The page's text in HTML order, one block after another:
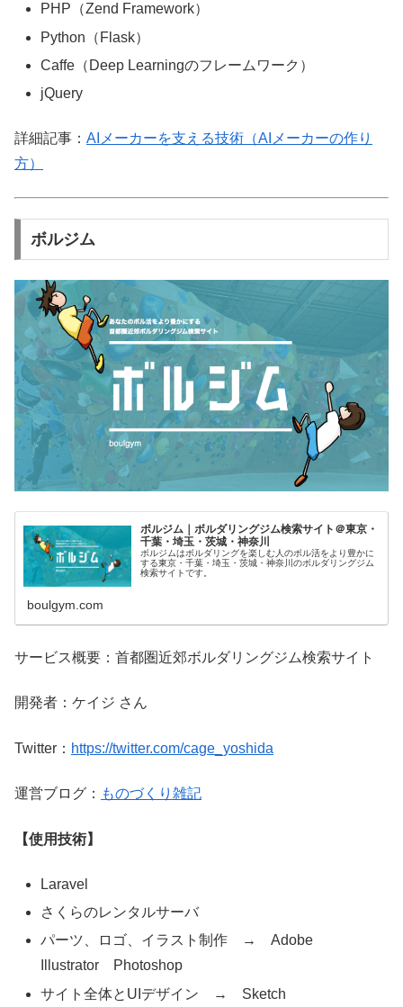
PHP（Zend Framework）
Python（Flask）
Caffe（Deep Learningのフレームワーク）
jQuery
詳細記事： AIメーカーを支える技術（AIメーカーの作り
方）
ボルジム
ボルジム｜ボルダリングジム検索サイト＠東京・
千葉・埼玉・茨城・神奈川
ボルジムはボルダリングを楽しむ人のボル活をより豊かに
する東京・千葉・埼玉・茨城・神奈川のボルダリングジム
検索サイトです。
boulgym.com
サービス概要：首都圏近郊ボルダリングジム検索サイト
開発者：ケイジ さん
Twitter： https://twitter.com/cage_yoshida
運営ブログ： ものづくり雑記
【使用技術】
Laravel
さくらのレンタルサーバ
パーツ、ロゴ、イラスト制作 → Adobe
Illustrator Photoshop
サイト全体とUIデザイン → Sketch